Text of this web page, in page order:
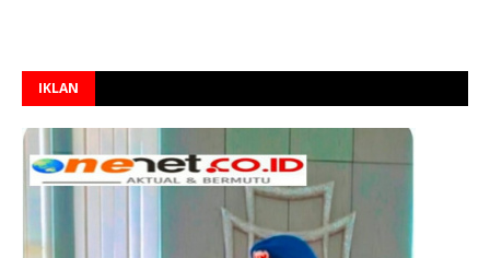
IKLAN